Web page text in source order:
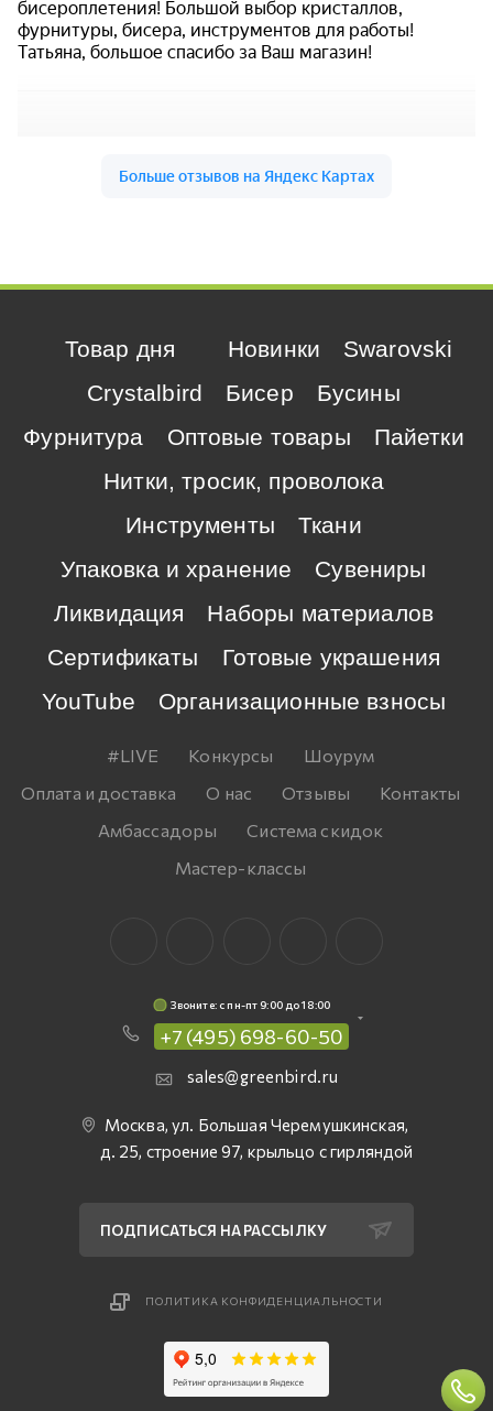
Товар дня Новинки
Swarovski
Crystalbird
Бисер
Бусины
Фурнитура
Оптовые товары
Пайетки
Нитки, тросик, проволока
Инструменты
Ткани
Упаковка и хранение
Сувениры
Ликвидация
Наборы материалов
Сертификаты
Готовые украшения
YouTube
Организационные взносы
#LIVE Конкурсы
Шоурум
Оплата и доставка
О нас Отзывы
Контакты
Амбассадоры
Система скидок
Мастер-классы
Звоните: c пн-пт 9:00 до 18:00
+7 (495) 698-60-50
sales@greenbird.ru
Москва, ул. Большая Черемушкинская,
д. 25, строение 97, крыльцо с гирляндой
ПОДПИСАТЬСЯ НА РАССЫЛКУ
ПОЛИТИКА КОНФИДЕНЦИАЛЬНОСТИ